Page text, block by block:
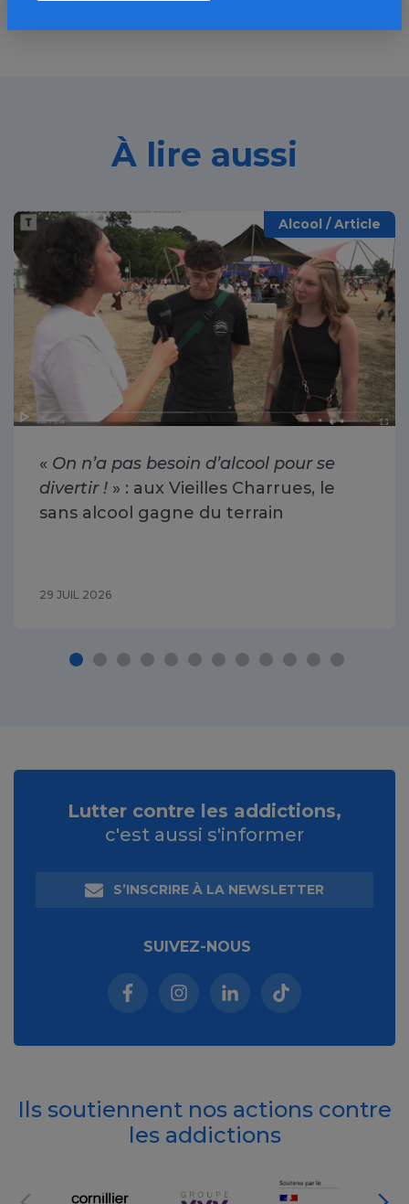
À lire aussi
Alcool / Article
« On n’a pas besoin d’alcool pour se
divertir ! » : aux Vieilles Charrues, le
sans alcool gagne du terrain
29 JUIL 2026
Lutter contre les addictions,
c'est aussi s'informer
S’INSCRIRE À LA NEWSLETTER
SUIVEZ-NOUS
Facebook (nouvelle fenêtre)
Instagram (nouvelle fenêtre)
Linkedin (nouvelle
Tiktok (nouvelle
Ils soutiennent nos actions contre
les addictions